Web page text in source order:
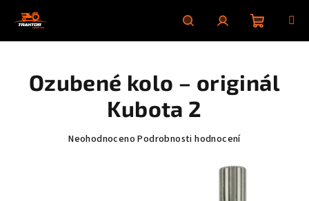
HledatPřihlášeníNákupní
košík
Ozubené kolo – originál
Kubota 2
Průměrné
Neohodnoceno Podrobnosti hodnocení